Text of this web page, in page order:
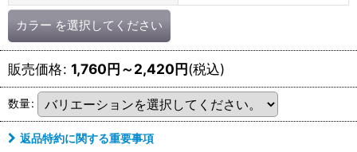
カラー を選択してください
販売価格: 1,760円～2,420円(税込)
数量:
返品特約に関する重要事項